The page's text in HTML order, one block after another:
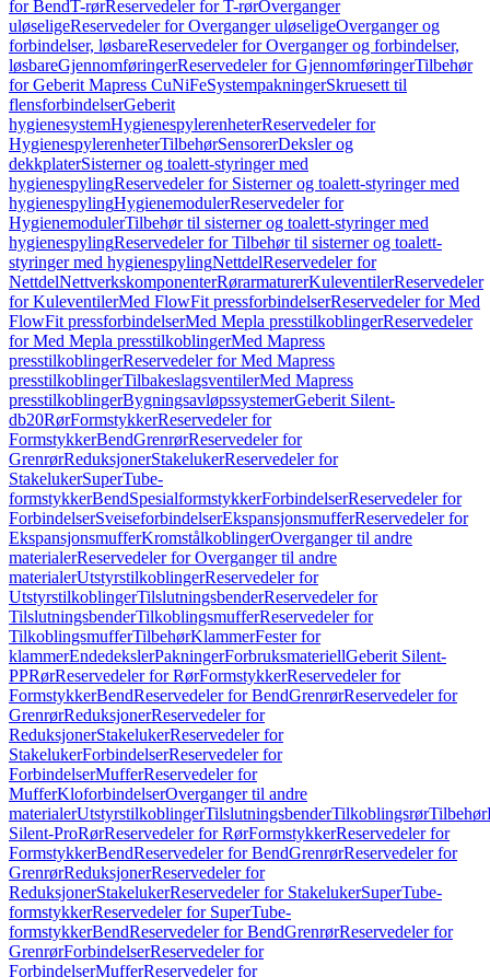
for BendT-rørReservedeler for T-rørOverganger
uløseligeReservedeler for Overganger uløseligeOverganger og
forbindelser, løsbareReservedeler for Overganger og forbindelser,
løsbareGjennomføringerReservedeler for GjennomføringerTilbehør
for Geberit Mapress CuNiFeSystempakningerSkruesett til
flensforbindelserGeberit
hygienesystemHygienespylerenheterReservedeler for
HygienespylerenheterTilbehørSensorerDeksler og
dekkplaterSisterner og toalett-styringer med
hygienespylingReservedeler for Sisterner og toalett-styringer med
hygienespylingHygienemodulerReservedeler for
HygienemodulerTilbehør til sisterner og toalett-styringer med
hygienespylingReservedeler for Tilbehør til sisterner og toalett-
styringer med hygienespylingNettdelReservedeler for
NettdelNettverkskomponenterRørarmaturerKuleventilerReservedeler
for KuleventilerMed FlowFit pressforbindelserReservedeler for Med
FlowFit pressforbindelserMed Mepla presstilkoblingerReservedeler
for Med Mepla presstilkoblingerMed Mapress
presstilkoblingerReservedeler for Med Mapress
presstilkoblingerTilbakeslagsventilerMed Mapress
presstilkoblingerBygningsavløpssystemerGeberit Silent-
db20RørFormstykkerReservedeler for
FormstykkerBendGrenrørReservedeler for
GrenrørReduksjonerStakelukerReservedeler for
StakelukerSuperTube-
formstykkerBendSpesialformstykkerForbindelserReservedeler for
ForbindelserSveiseforbindelserEkspansjonsmufferReservedeler for
EkspansjonsmufferKromstålkoblingerOverganger til andre
materialerReservedeler for Overganger til andre
materialerUtstyrstilkoblingerReservedeler for
UtstyrstilkoblingerTilslutningsbenderReservedeler for
TilslutningsbenderTilkoblingsmufferReservedeler for
TilkoblingsmufferTilbehørKlammerFester for
klammerEndedekslerPakningerForbruksmateriellGeberit Silent-
PPRørReservedeler for RørFormstykkerReservedeler for
FormstykkerBendReservedeler for BendGrenrørReservedeler for
GrenrørReduksjonerReservedeler for
ReduksjonerStakelukerReservedeler for
StakelukerForbindelserReservedeler for
ForbindelserMufferReservedeler for
MufferKloforbindelserOverganger til andre
materialerUtstyrstilkoblingerTilslutningsbenderTilkoblingsrørTilbehør
Silent-ProRørReservedeler for RørFormstykkerReservedeler for
FormstykkerBendReservedeler for BendGrenrørReservedeler for
GrenrørReduksjonerReservedeler for
ReduksjonerStakelukerReservedeler for StakelukerSuperTube-
formstykkerReservedeler for SuperTube-
formstykkerBendReservedeler for BendGrenrørReservedeler for
GrenrørForbindelserReservedeler for
ForbindelserMufferReservedeler for